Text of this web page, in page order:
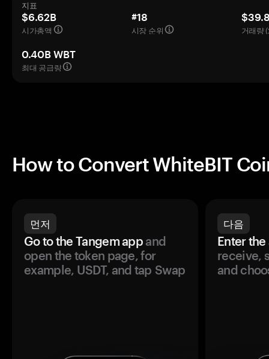
지표
$6.62B
시가총액
#18
시장 순위
거래량
0.40B WBT
최대 공급량
How to Convert WhiteBIT
먼저
Go to the Tangem appand
open the token page, for
example, USDT, and tap Swap
다음
Enter the
receive,
and